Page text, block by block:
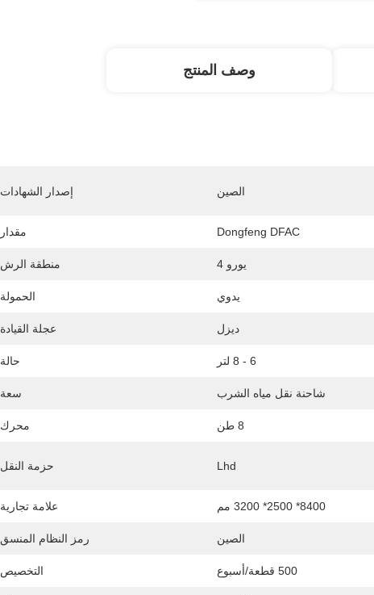
وصف المنتج
الصين إصدار
Dongfeng DFAC
يورو 4 منطقة
يدوي
ديزل عجلة
6 - 8 لتر
شاحنة نقل مياه الشرب
8 طن
Lhd حزمة
8400* 2500* 3200 مم علامة
الصين رمز النظام
500 قطعة/أسبوع